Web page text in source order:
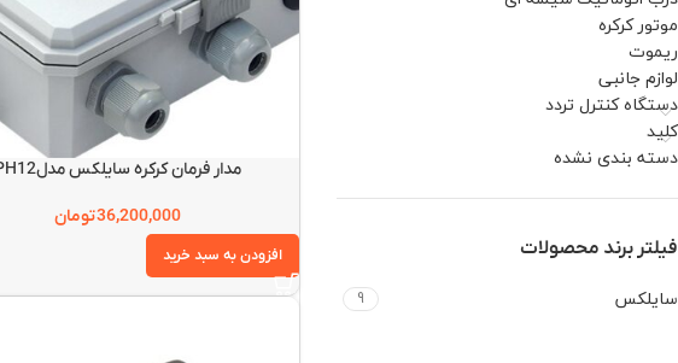
موتور کرکره
ریموت
لوازم جانبی
دستگاه کنترل تردد
کلید
دسته بندی نشده
فیلتر برند محصولات
سایلکس 9
مدار فرمان کرکره سایلکس مدلPH12
36,200,000تومان
افزودن به سبد خرید